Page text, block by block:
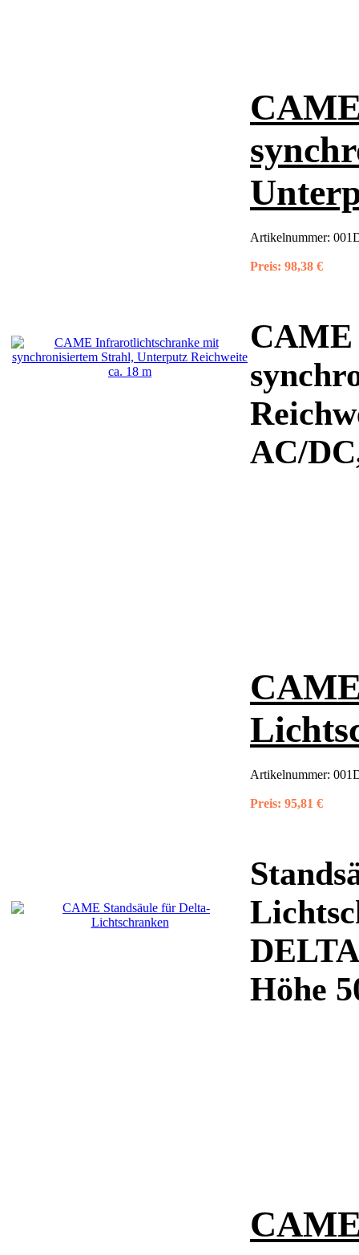
Artikelnummer:
Preis: 98,38 €
AC/
Artikelnummer:
Preis: 95,81 €
Höhe